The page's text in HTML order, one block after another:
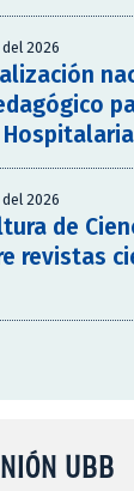
2026
2026
de
revistas
UBB